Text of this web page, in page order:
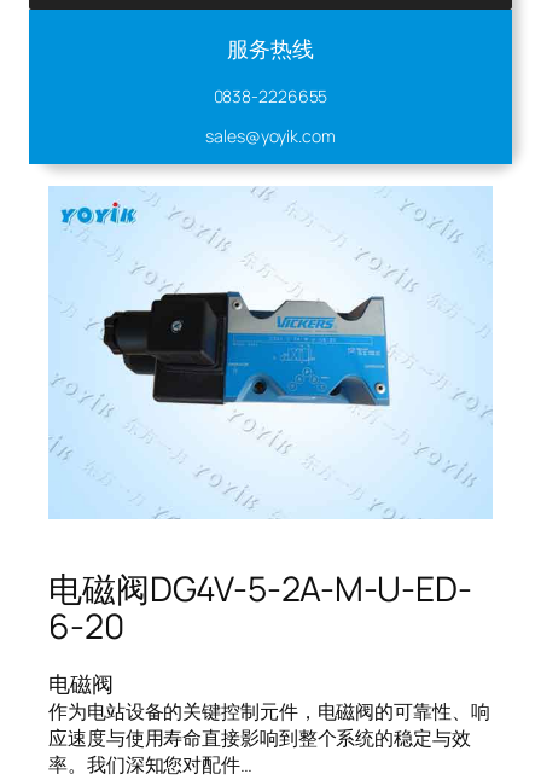
服务热线
0838-2226655
sales@yoyik.com
电磁阀DG4V-5-2A-M-U-ED-
6-20
电磁阀
作为电站设备的关键控制元件，电磁阀的可靠性、响
应速度与使用寿命直接影响到整个系统的稳定与效
率。我们深知您对配件…